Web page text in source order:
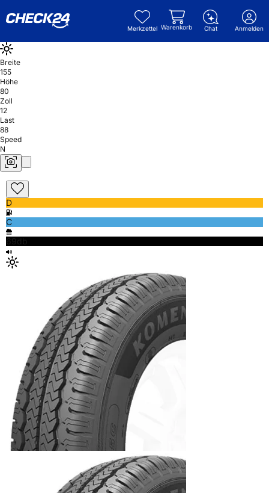
Merkzettel Warenkorb Chat Anmelden
Breite
155
Höhe
80
Zoll
12
Last
88
Speed
N
D
C
69db